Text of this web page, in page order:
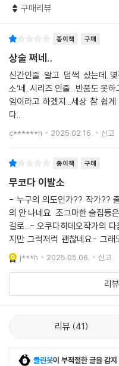
라.”
촬영이 시작되자 온 동네가 하
들은 만나면 온통 영화 얘기로, “
카의 폐옥에서 촬영하더라.” 하
나에에서 한잔한 것 같아.” 하는
오하라 료코는 촬영 때 외에는
트폰을 들이대니 당연하다고 하
때처럼 북적거렸다. 다이코쿠는
이 2주 일 동안은 휴일 없이 문을
“다들 젊으니까 얼마나 잘 마
딱 비우고.”
환갑이 넘은 여주인은 잇몸까지
어르신들은 과거 탄광산업으로
치였다. 어머니는 “간다마치에
가 삿포로에서 여기까지 왔거든.
고 뜬금없이 옛날 얘기를 꺼내
억을 떠올리는 어르신들이 많
--- pp.241-242
오쿠다 히데오는 쉽고 간결한
있었던 가치를 주제의식에 담아
탄광촌 이발소』에서는 탄광 산
다양한 고민, 이를테면 인구 감
상 등 다양한 사회문제를 다루
었던 일본답게, 작가가 묘사하
라도 공감할 수밖에 없다. 하지
의 유머와 인간을 향한 애정을
군고구마를 까먹는 것처럼 정겹
이 책을 옮긴 김난주 번역가는 “
이끄는 거대한 기치와 인생을
빛나는 성공이 아닐 수도 있다.
사람들과 격의 없이 대화를 나
처럼, 정든 동네와 땅에 대한 사
는 여유와 오늘 하루를 뿌듯하
이의 말에서 밝힌다. 어수선한
가득한 시대에, 『웰컴 투 탄광
이 책에 쏟아진 일본 독자들의 찬
-역시 오쿠다 히데오! 읽다가 내
구매리뷰
종이책 구매
상술 쩌네..
신간인줄 알고 덥썩 샀는데..
소‘네..시리즈 인줄...반품도 못
임이라고 하겠지...세상 참 쉽
다..
c******n 2025.02.16. 신고
종이책 구매
무코다 이발소
- 누구의 의도인가?? 작가??
의 안 나네요 조그마한 술집등
걸로...- 오쿠다히데오작가의
지만 그럭저럭 괜찮네요- 그래
웰컴투 탄광촌 이발소로 바꾸오
j***h 2025.05.06. 신고
리
리뷰 41
클린봇이 부적절한 글을 감